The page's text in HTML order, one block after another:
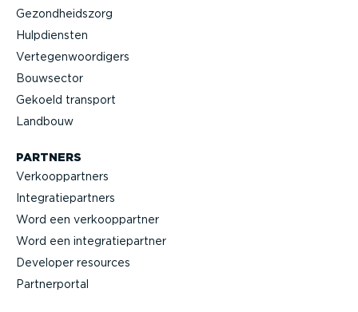
Gezond­heidszorg
Hulpdiensten
Verte­gen­woor­digers
Bouwsector
Gekoeld transport
Landbouw
PARTNERS
Verkoop­partners
Integra­tie­partners
Word een verkoop­partner
Word een integra­tie­partner
Developer resources
Partner­portal